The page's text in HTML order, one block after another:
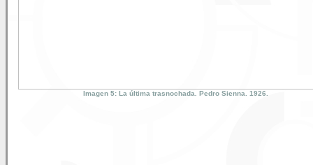
Imagen 5: La última trasnochada Pedro Sienna. 1926.